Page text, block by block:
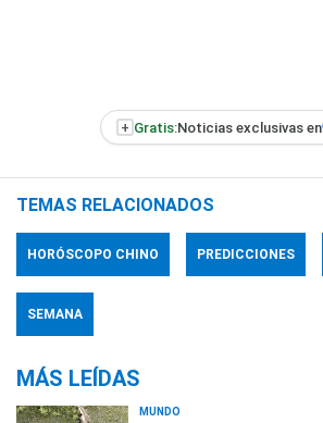
+ Gratis:Noticias exclusivas en
TEMAS RELACIONADOS
HORÓSCOPO CHINO PREDICCIONES
SEMANA
MÁS LEÍDAS
MUNDO